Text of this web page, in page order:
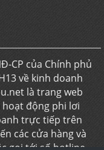
CP của Chính phủ
về kinh doanh
là trang web
động phi lơi
trực tiếp trên
các cửa hàng và